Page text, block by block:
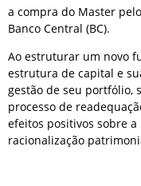
a compra do Master
Banco Central (BC).
Ao estruturar um novo
estrutura de capital e
gestão de seu portfólio,
processo de
efeitos positivos sobre
racionalização